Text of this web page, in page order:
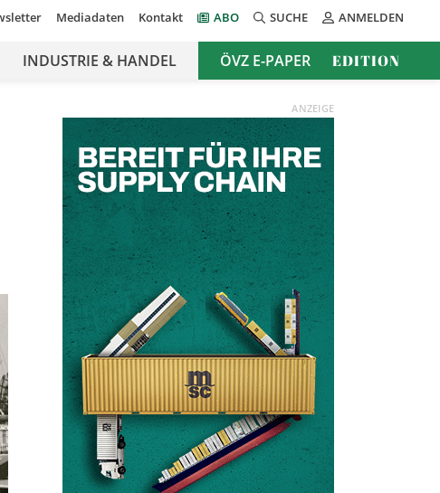
Mediadaten Kontakt ABO SUCHE ANMELDEN
INDUSTRIE & HANDEL ÖVZ E-PAPER EDITION
ANZEIGE